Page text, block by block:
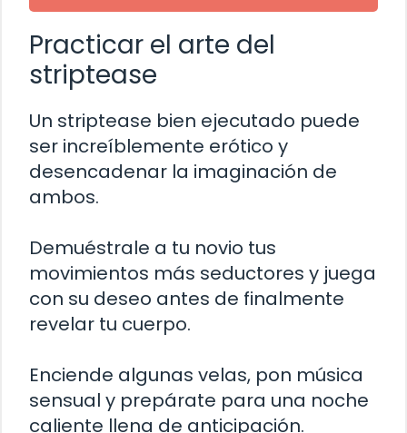
Practicar el arte del
striptease
Un striptease bien ejecutado puede
ser increíblemente erótico y
desencadenar la imaginación de
ambos.
Demuéstrale a tu novio tus
movimientos más seductores y juega
con su deseo antes de finalmente
revelar tu cuerpo.
Enciende algunas velas, pon música
sensual y prepárate para una noche
caliente llena de anticipación.